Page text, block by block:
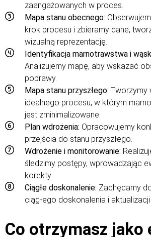
zaangażowanych w proces.
Mapa stanu obecnego:
krok procesu i zbieramy dane,
wizualną reprezentację.
Identyfikacja marnotrawstwa i
Analizujemy mapę, aby wskazać
poprawy.
Mapa stanu przyszłego: Tworzymy
idealnego procesu, w którym
jest zminimalizowane.
Plan wdrożenia: Opracowujemy
przejścia do stanu przyszłego.
Wdrożenie i monitorowanie:
śledzimy postępy, wprowadzając
korekty.
Ciągłe doskonalenie: Zachęcamy
ciągłego doskonalenia i aktualizacji
Co otrzymasz jako